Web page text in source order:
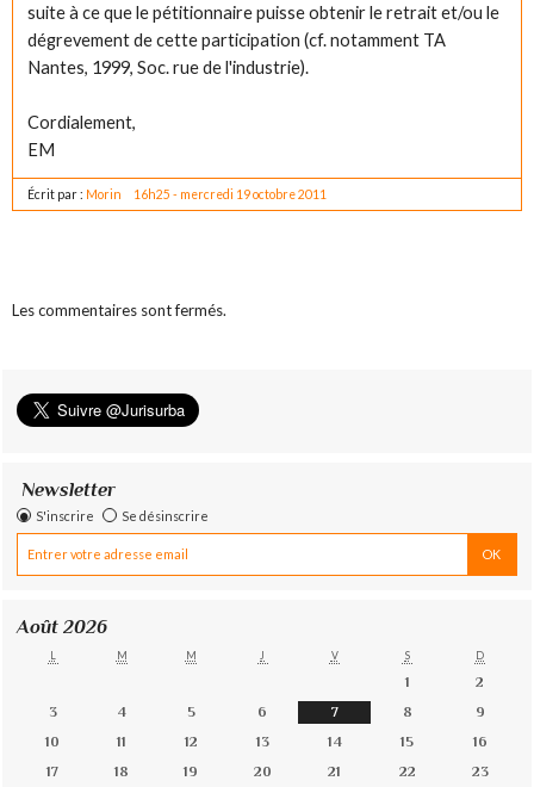
suite à ce que le pétitionnaire puisse obtenir le retrait et/ou le
dégrevement de cette participation (cf. notamment TA
Nantes, 1999, Soc. rue de l'industrie).
Cordialement,
EM
Écrit par : Morin 16h25 - mercredi 19 octobre 2011
Les commentaires sont fermés.
Newsletter
S'inscrire Se désinscrire
Août 2026
L M M J V S D
1
2
3
4 5 6 7 8
9
10
11 12 13 14 15
16
17
18 19 20 21 22 23